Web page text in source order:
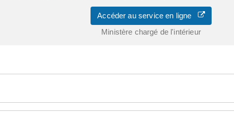
Accéder au service en ligne
Ministère chargé de l'intérieur